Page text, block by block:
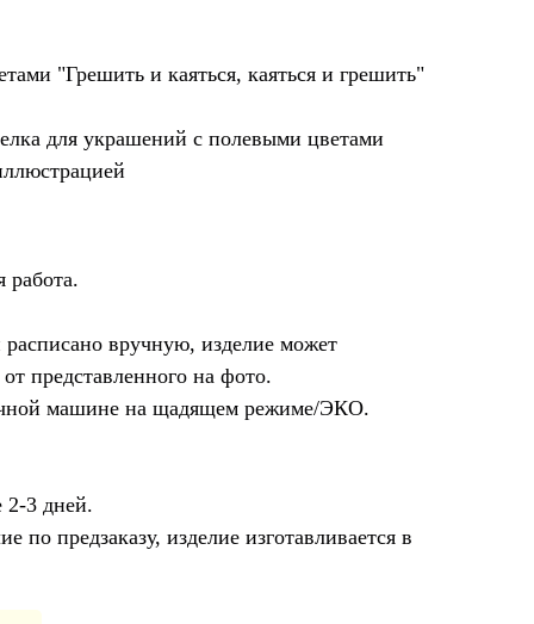
"Грешить и каяться, каяться и грешить"
для украшений с полевыми цветами
работа.
вручную, изделие может
представленного на фото.
машине на щадящем режиме/ЭКО.
2-3 дней.
по предзаказу, изделие изготавливается в